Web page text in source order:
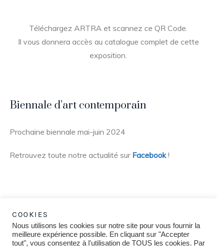
Téléchargez ARTRA et scannez ce QR Code.
Il vous donnera accès au catalogue complet de cette
exposition.
Biennale d’art contemporain
Prochaine biennale mai-juin 2024
Retrouvez toute notre actualité sur Facebook!
COOKIES
Nous utilisons les cookies sur notre site pour vous fournir la
meilleure expérience possible. En cliquant sur "Accepter
tout", vous consentez à l'utilisation de TOUS les cookies. Par